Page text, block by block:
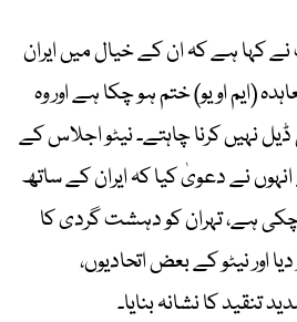
کہا ہے کہ ان کے خیال میں ایران
(ایم او یو) ختم ہو چکا ہے اور وہ
نہیں کرنا چاہتے۔ نیٹو اجلاس کے
نے دعویٰ کیا کہ ایران کے ساتھ
ہے، تہران کو دہشت گردی کا
اور نیٹو کے بعض اتحادیوں،
تنقید کا نشانہ بنایا۔